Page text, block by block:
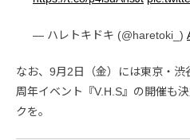
— ハレトキドキ (@haretoki_)
なお、9月2日（金）には東京・渋
周年イベント『V.H.S』の開催も
クを。